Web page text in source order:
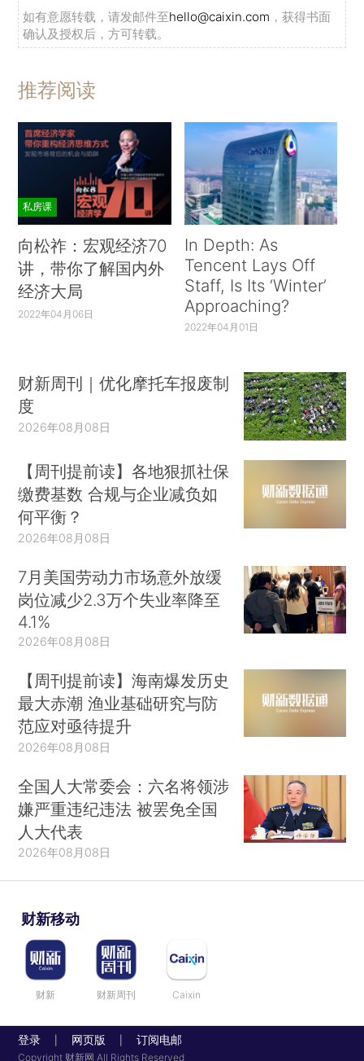
如有意愿转载，请发邮件至hello@caixin.com ，获得书面
确认及授权后，方可转载。
推荐阅读
私房课
向松祚：宏观经济70
讲，带你了解国内外
经济大局
2022年04月06日
In Depth: As
Tencent Lays Off
Staff, Is Its ‘Winter’
Approaching?
2022年04月01日
财新周刊｜优化摩托车报废制
度
2026年08月08日
【周刊提前读】各地狠抓社保
缴费基数 合规与企业减负如
何平衡？
2026年08月08日
7月美国劳动力市场意外放缓
岗位减少2.3万个失业率降至
4.1%
2026年08月08日
【周刊提前读】海南爆发历史
最大赤潮 渔业基础研究与防
范应对亟待提升
2026年08月08日
全国人大常委会：六名将领涉
嫌严重违纪违法 被罢免全国
人大代表
2026年08月08日
财新移动
财新 财新周刊 Caixin
登录 网页版 订阅电邮
Copyright 财新网 All Rights Reserved